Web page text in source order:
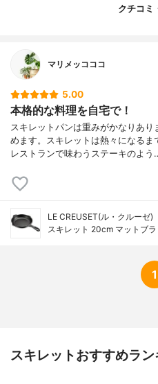
クチコミ
マリメッコココ
5.00
本格的な料理を自宅で！
スキレットパンは重みがかなりあ
めます。スキレットは熱々になるま
レストランで味わうステーキのよう
LE CREUSET(ル・クルーゼ)
スキレット 20cm マットブラ
1
スキレットおすすめラ